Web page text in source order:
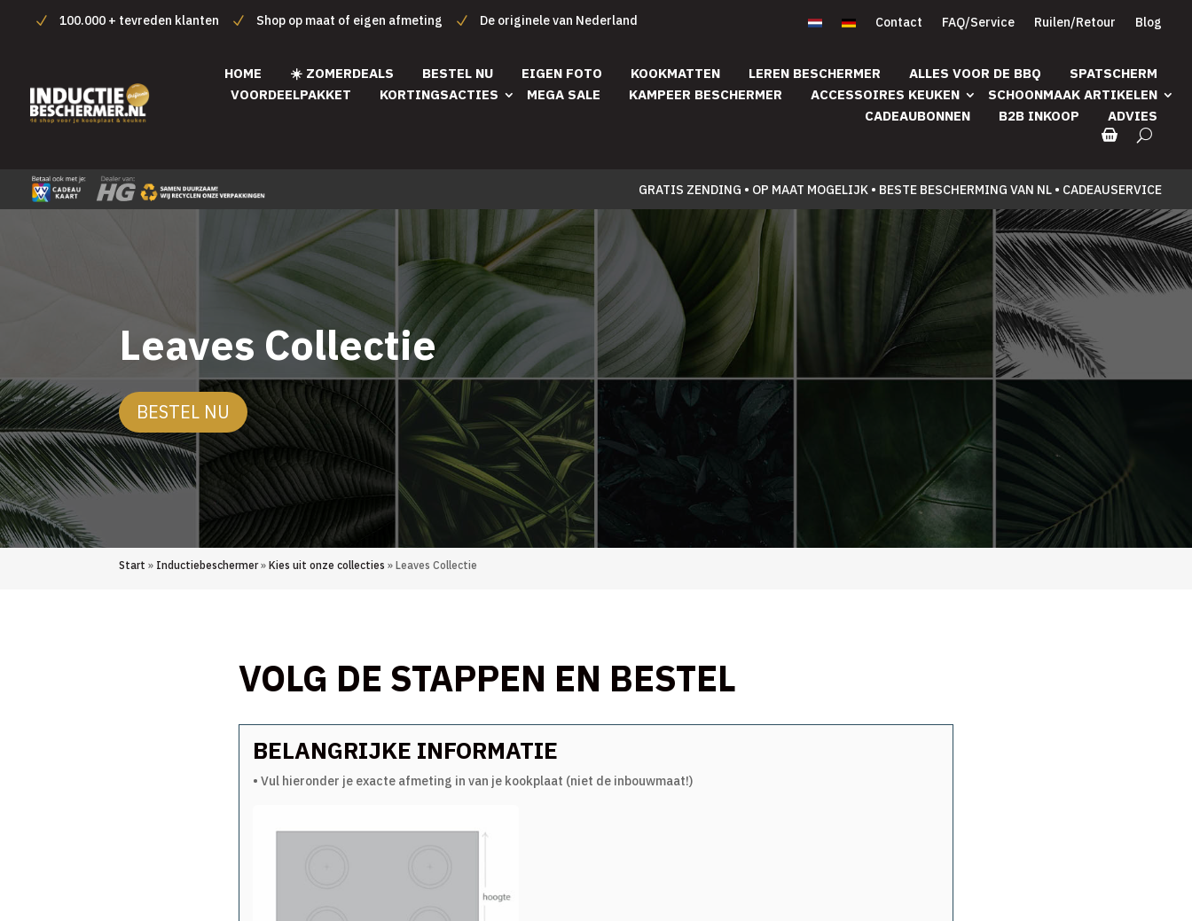
100.000 + tevreden klanten Shop op maat of eigen afmeting De originele van Nederland Contact FAQ/Service Ruilen/Retour Blog
HOME ☀️ ZOMERDEALS BESTEL NU EIGEN FOTO KOOKMATTEN LEREN BESCHERMER ALLES VOOR DE BBQ
SPATSCHERM
VOORDEELPAKKET
KORTINGSACTIES MEGA SALE KAMPEER BESCHERMER ACCESSOIRES KEUKEN
SCHOONMAAK ARTIKELEN
CADEAUBONNEN
B2B INKOOP ADVIES
GRATIS ZENDING • OP MAAT MOGELIJK • BESTE BESCHERMING VAN NL • CADEAUSERVICE
Leaves Collectie
BESTEL NU
Start » Inductiebeschermer»Kies uit onze collecties » Leaves Collectie
VOLG DE STAPPEN EN BESTEL
BELANGRIJKE INFORMATIE
• Vul hieronder je exacte afmeting in van je kookplaat (niet de inbouwmaat!)